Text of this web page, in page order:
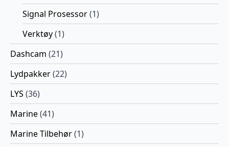
Signal Prosessor(1)
Verktøy(1)
Dashcam (21)
Lydpakker(22)
LYS (36)
Marine(41)
Marine Tilbehør(1)